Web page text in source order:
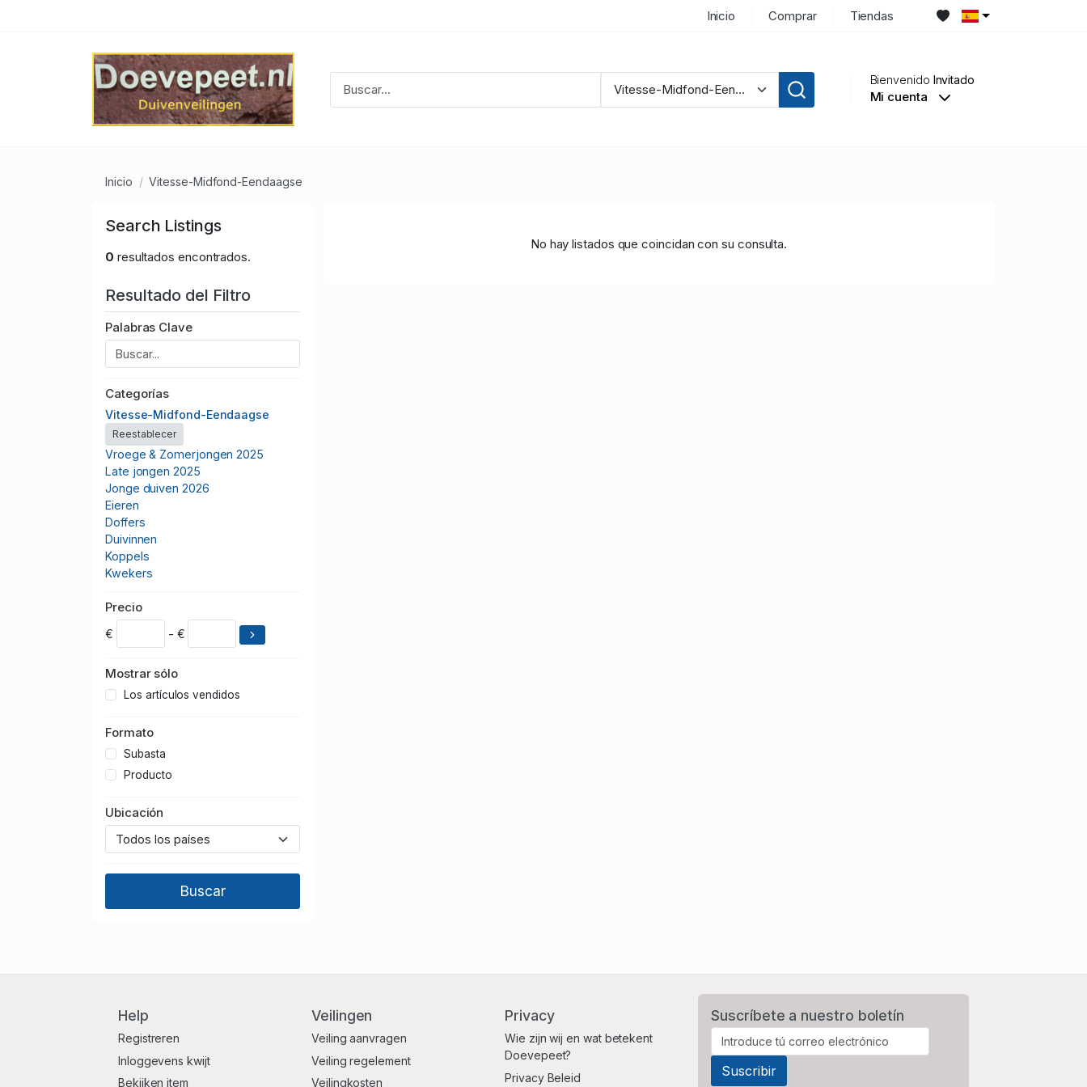
Inicio Comprar Tiendas
Bienvenido Invitado
Mi cuenta
Inicio Vitesse-Midfond-Eendaagse
Search Listings
0 resultados encontrados.
Resultado del Filtro
Palabras Clave
Categorías
Vitesse-Midfond-Eendaagse
Reestablecer
Vroege & Zomerjongen 2025
Late jongen 2025
Jonge duiven 2026
Eieren
Doffers
Duivinnen
Koppels
Kwekers
Precio
€ - €
Mostrar sólo
Los artículos vendidos
Formato
Subasta
Producto
Ubicación
No hay listados que coincidan con su consulta.
Help
Registreren
Inloggevens kwijt
Bekijken item
Veilingen
Veiling aanvragen
Veiling regelement
Veilingkosten
Privacy
Wie zijn wij en wat betekent
Doevepeet?
Privacy Beleid
Suscríbete a nuestro boletín